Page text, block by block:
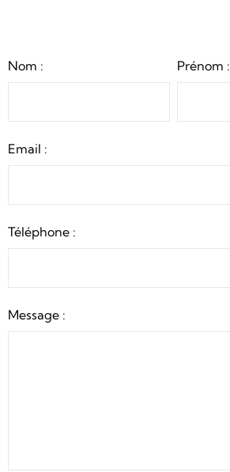
Nom : Prénom :
Email :
Téléphone :
Message :